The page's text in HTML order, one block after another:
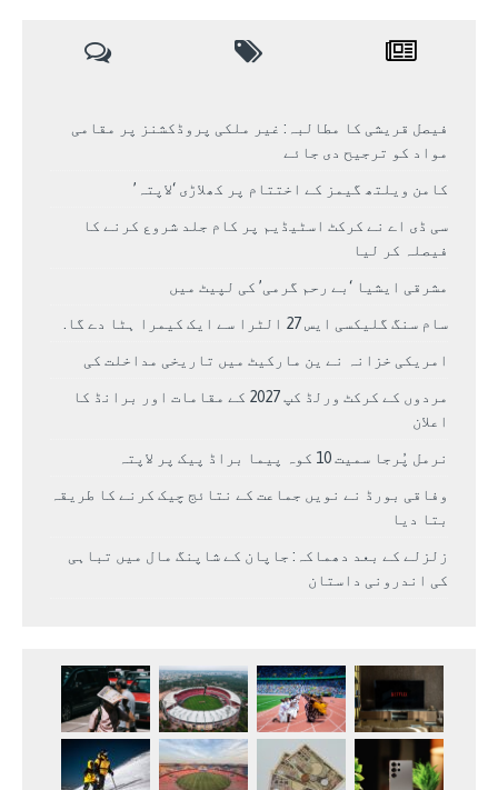
فیصل قریشی کا مطالبہ: غیر ملکی پروڈکشنز پر مقامی
مواد کو ترجیح دی جائے
کامن ویلتھ گیمز کے اختتام پر کھلاڑی ‘لاپتہ’
سی ڈی اے نے کرکٹ اسٹیڈیم پر کام جلد شروع کرنے کا
فیصلہ کر لیا
مشرقی ایشیا ‘بے رحم گرمی’ کی لپیٹ میں
سام سنگ گلیکسی ایس 27 الٹرا سے ایک کیمرا ہٹا دے گا.
امریکی خزانہ نے ین مارکیٹ میں تاریخی مداخلت کی
مردوں کے کرکٹ ورلڈ کپ 2027 کے مقامات اور برانڈ کا
اعلان
نرمل پُرجا سمیت 10 کوہ پیما براڈ پیک پر لاپتہ
وفاقی بورڈ نے نویں جماعت کے نتائج چیک کرنے کا طریقہ
بتا دیا
زلزلے کے بعد دھماکہ: جاپان کے شاپنگ مال میں تباہی
کی اندرونی داستان